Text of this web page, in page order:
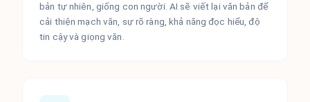
bản tự nhiên, giống con người. AI sẽ viết lại văn bản để
cải thiện mạch văn, sự rõ ràng, khả năng đọc hiểu, độ
tin cậy và giọng văn.